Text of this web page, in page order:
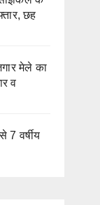
छह
मेले का
व
वर्षीय